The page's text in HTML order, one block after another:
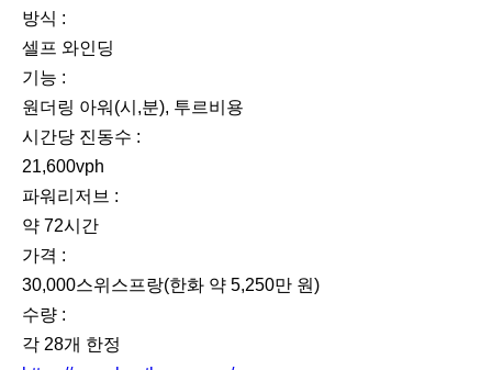
방식 :
셀프 와인딩
기능 :
원더링 아워(시,분), 투르비용
시간당 진동수 :
21,600vph
파워리저브 :
약 72시간
가격 :
30,000스위스프랑(한화 약 5,250만 원)
수량 :
각 28개 한정